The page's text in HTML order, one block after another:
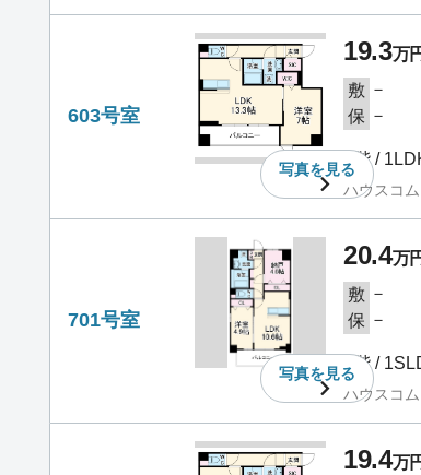
603号室
写真を見る
19.3万
敷 －
保 －
6階 /
ハウスコ
701号室
写真を見る
20.4万
敷 －
保 －
7階 /
ハウスコ
19.4万